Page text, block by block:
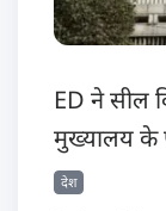
ED ने सील
मुख्यालय के
देश